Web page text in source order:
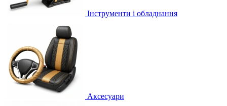
Інструменти і обладнання
Аксесуари